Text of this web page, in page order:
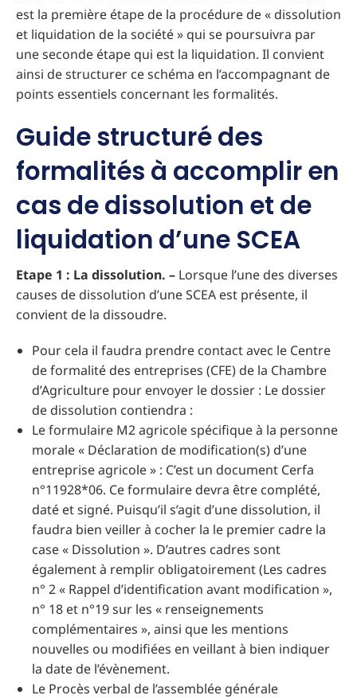
est la première étape de la procédure de « dissolution
et liquidation de la société » qui se poursuivra par
une seconde étape qui est la liquidation. Il convient
ainsi de structurer ce schéma en l’accompagnant de
points essentiels concernant les formalités.
Guide structuré des
formalités à accomplir en
cas de dissolution et de
liquidation d’une SCEA
Etape 1 : La dissolution. – Lorsque l’une des diverses
causes de dissolution d’une SCEA est présente, il
convient de la dissoudre.
Pour cela il faudra prendre contact avec le Centre
de formalité des entreprises (CFE) de la Chambre
d’Agriculture pour envoyer le dossier : Le dossier
de dissolution contiendra :
Le formulaire M2 agricole spécifique à la personne
morale « Déclaration de modification(s) d’une
entreprise agricole » : C’est un document Cerfa
n°11928*06. Ce formulaire devra être complété,
daté et signé. Puisqu’il s’agit d’une dissolution, il
faudra bien veiller à cocher la le premier cadre la
case « Dissolution ». D’autres cadres sont
également à remplir obligatoirement (Les cadres
n° 2 « Rappel d’identification avant modification »,
n° 18 et n°19 sur les « renseignements
complémentaires », ainsi que les mentions
nouvelles ou modifiées en veillant à bien indiquer
la date de l’évènement.
Le Procès verbal de l’assemblée générale